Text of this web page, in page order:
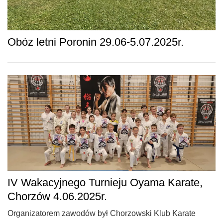
Obóz letni Poronin 29.06-5.07.2025r.
IV Wakacyjnego Turnieju Oyama Karate,
Chorzów 4.06.2025r.
Organizatorem zawodów był Chorzowski Klub Karate